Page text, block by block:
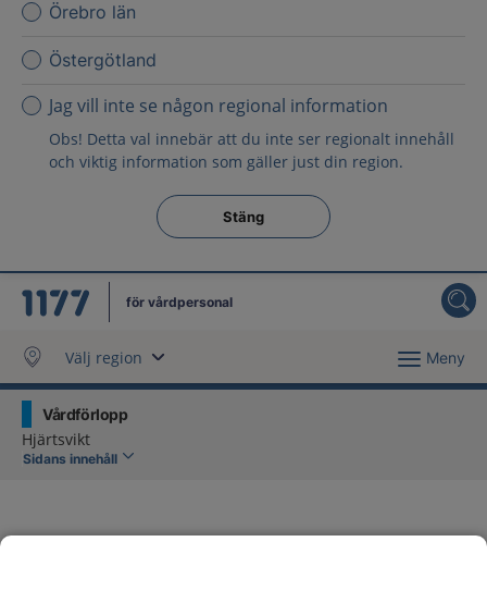
Örebro län
Östergötland
Jag vill inte se någon regional information
Obs! Detta val innebär att du inte ser regionalt innehåll
och viktig information som gäller just din region.
Stäng regionsväljaren
Stäng
för vårdpersonal
Välj region Meny
Vårdförlopp
Hjärtsvikt
Sidans innehåll